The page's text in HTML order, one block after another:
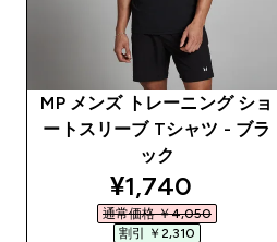
MP メンズ トレーニング ショ
ートスリーブ Tシャツ - ブラ
ック
discounted
¥1,740‎
通常価格 ￥4,050‎
割引 ￥2,310‎